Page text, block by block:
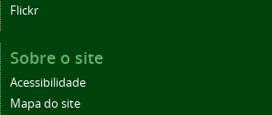
Flickr
Sobre o site
Acessibilidade
Mapa do site